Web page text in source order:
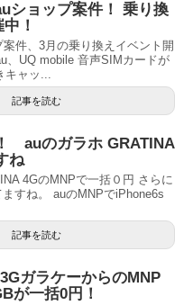
ショップ案件！ 乗り換
！
件、3月の乗り換えイベント開
、UQ mobile 音声SIMカードが
キャッ...
記事を読む
auのガラホ GRATINA
ね
4GのMNPで一括０円 さらに
すね。 auのMNPでiPhone6s
記事を読む
ガラケーからのMNP
が一括0円！